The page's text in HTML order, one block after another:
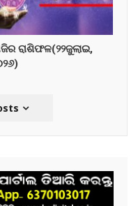
ରାଶିଫଳ(୨୨ଜୁଲାଇ,